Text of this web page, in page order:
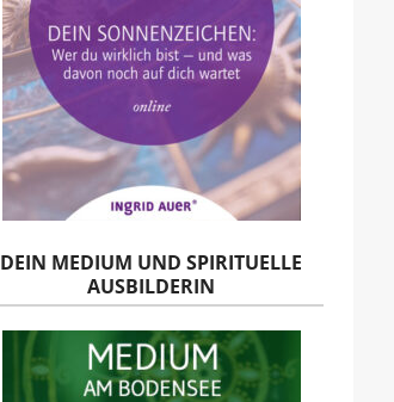
DEIN MEDIUM UND SPIRITUELLE
AUSBILDERIN